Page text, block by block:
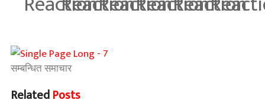
सम्बन्धित समाचार
RelatedPosts